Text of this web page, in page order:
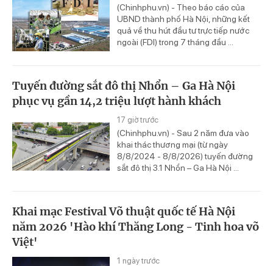
(Chinhphu.vn) - Theo báo cáo của
UBND thành phố Hà Nội, những kết
quả về thu hút đầu tư trực tiếp nước
ngoài (FDI) trong 7 tháng đầu ...
Tuyến đường sắt đô thị Nhổn – Ga Hà Nội
phục vụ gần 14,2 triệu lượt hành khách
17 giờ trước
(Chinhphu.vn) - Sau 2 năm đưa vào
khai thác thương mại (từ ngày
8/8/2024 - 8/8/2026) tuyến đường
sắt đô thị 3.1 Nhổn – Ga Hà Nội ...
Khai mạc Festival Võ thuật quốc tế Hà Nội
năm 2026 'Hào khí Thăng Long - Tinh hoa võ
Việt'
1 ngày trước